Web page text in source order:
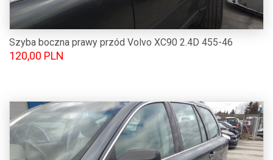
Szyba boczna prawy przód Volvo XC90 2.4D 455-46
120,00 PLN